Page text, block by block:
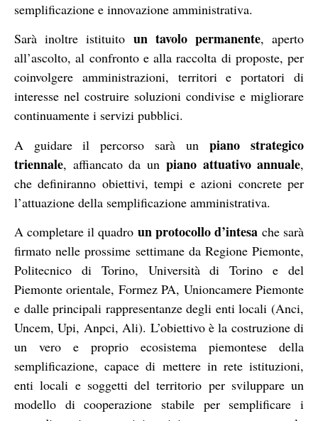
semplificazione e innovazione amministrativa.
Sarà inoltre istituito un tavolo permanente, aperto
all’ascolto, al confronto e alla raccolta di proposte, per
coinvolgere amministrazioni, territori e portatori di
interesse nel costruire soluzioni condivise e migliorare
continuamente i servizi pubblici.
A guidare il percorso sarà unpiano strategico
triennale, affiancato da un piano attuativo annuale,
che definiranno obiettivi, tempi e azioni concrete per
l’attuazione della semplificazione amministrativa.
A completare il quadro un protocollo d’intesa che sarà
firmato nelle prossime settimane da Regione Piemonte,
Politecnico di Torino, Università di Torino e del
Piemonte orientale, Formez PA, Unioncamere Piemonte
e dalle principali rappresentanze degli enti locali (Anci,
Uncem, Upi, Anpci, Ali). L’obiettivo è la costruzione di
un vero e proprio ecosistema piemontese della
semplificazione, capace di mettere in rete istituzioni,
enti locali e soggetti del territorio per sviluppare un
modello di cooperazione stabile per semplificare i